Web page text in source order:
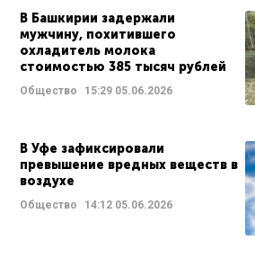
В Башкирии задержали
мужчину, похитившего
охладитель молока
стоимостью 385 тысяч рублей
Общество 15:29 05.06.2026
В Уфе зафиксировали
превышение вредных веществ в
воздухе
Общество 14:12 05.06.2026